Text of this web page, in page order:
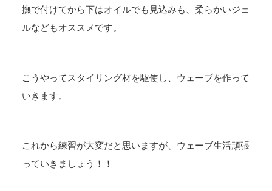
撫で付けてから下はオイルでも見込みも、柔らかいジェ
ルなどもオススメです。
こうやってスタイリング材を駆使し、ウェーブを作って
いきます。
これから練習が大変だと思いますが、ウェーブ生活頑張
っていきましょう！！